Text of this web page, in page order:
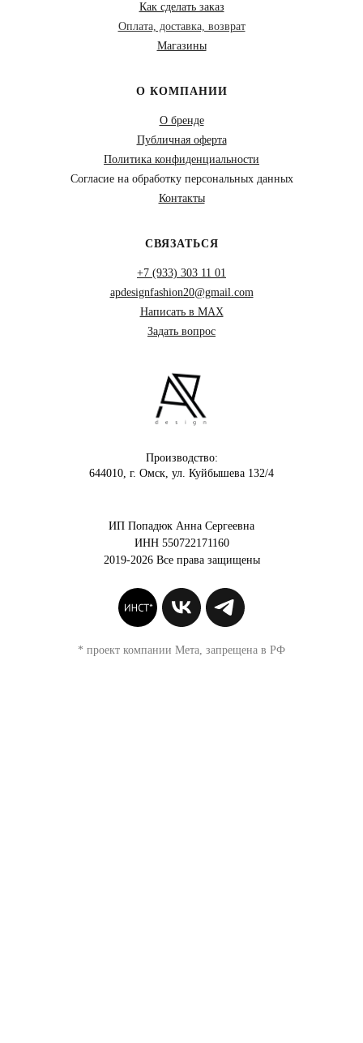
Как сделать заказ
Оплата, доставка, возврат
Магазины
О КОМПАНИИ
О бренде
Публичная оферта
Политика конфиденциальности
Согласие на обработку персональных данных
Контакты
СВЯЗАТЬСЯ
+7 (933) 303 11 01
apdesignfashion20@gmail.com
Написать в MAX
Задать вопрос
Производство:
644010, г. Омск, ул. Куйбышева 132/4
ИП Попадюк Анна Сергеевна
ИНН 550722171160
2019-2026 Все права защищены
* проект компании Мета, запрещена в РФ